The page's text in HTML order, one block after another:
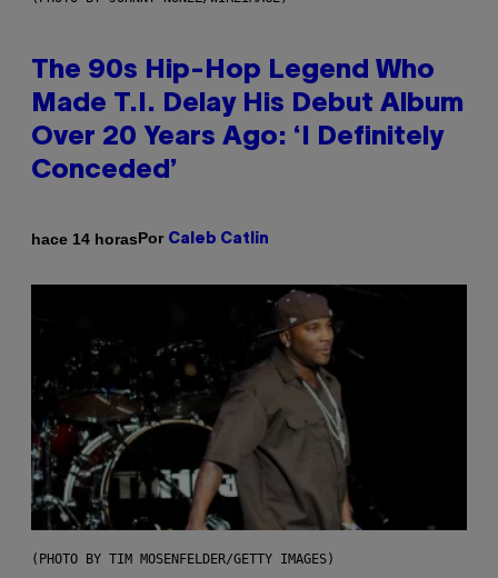
The 90s Hip-Hop Legend Who
Made T.I. Delay His Debut Album
Over 20 Years Ago: ‘I Definitely
Conceded’
hace 14 horasPor Caleb Catlin
(PHOTO BY TIM MOSENFELDER/GETTY IMAGES)